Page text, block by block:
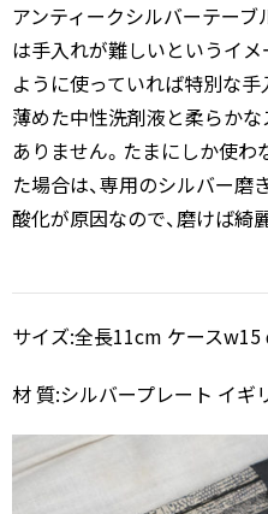
アンティークシルバーテー
は手入れが難しいというイ
ように使っていれば特別な
薄めた中性洗剤液と柔らか
ありません。たまにしか使
た場合は、専用のシルバー磨
酸化が原因なので、磨けば綺
サイズ:全長11cm ケース
材 質:シルバープレート イギ